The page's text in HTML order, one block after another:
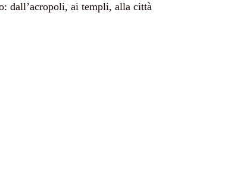
dall’acropoli, ai templi, alla città